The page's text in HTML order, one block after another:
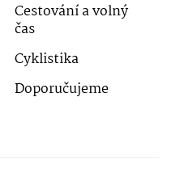
Cestování a volný
čas
Cyklistika
Doporučujeme